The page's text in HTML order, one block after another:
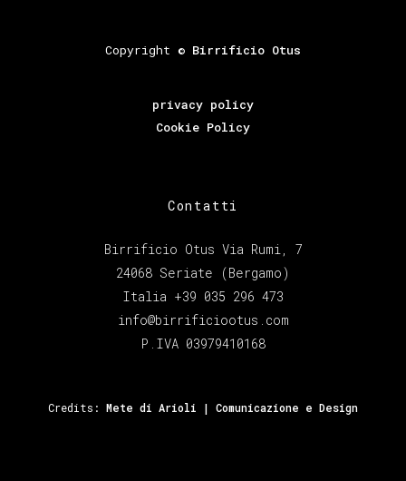
Copyright © Birrificio Otus
privacy policy
Cookie Policy
Contatti
Birrificio Otus Via Rumi, 7
24068 Seriate (Bergamo)
Italia +39 035 296 473
info@birrificiootus.com
P.IVA 03979410168
Credits: Mete di Arioli | Comunicazione e Design